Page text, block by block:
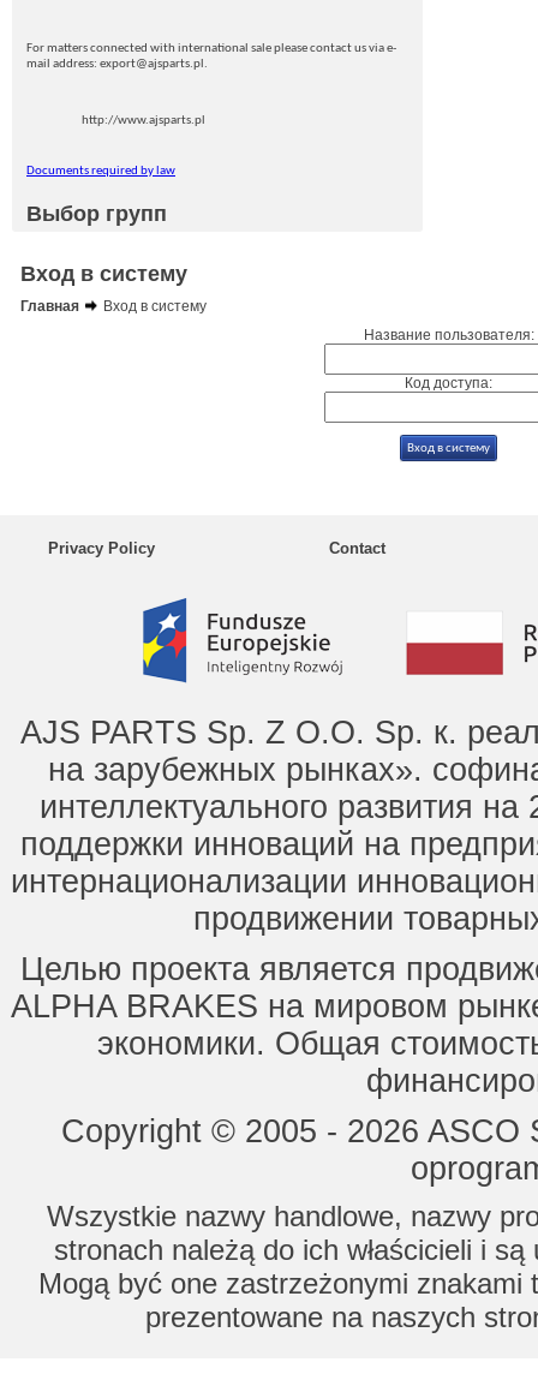
For matters connected with international sale please contact us via e-
mail address: export@ajsparts.pl.
http://www.ajsparts.pl
Documents required by law
Выбор групп
Вход в систему
Главная
Вход в систему
Название пользователя:
Код доступа:
Privacy Policy Contact
AJS PARTS Sp. Z O.O. Sp. к.
на зарубежных рынках».
интеллектуального развития
поддержки инноваций на
интернационализации
продвижении
Целью проекта является
ALPHA BRAKES на мировом
экономики. Общая
Copyright © 2005 - 2026
Wszystkie nazwy handlowe, nazwy
stronach należą do ich właścicieli i
Mogą być one zastrzeżonymi znakami
prezentowane na naszych